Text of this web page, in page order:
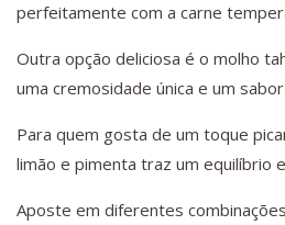
perfeitamente com a carne
Outra opção deliciosa é o molho
uma cremosidade única e um
Para quem gosta de um toque
limão e pimenta traz um equilíbrio
Aposte em diferentes